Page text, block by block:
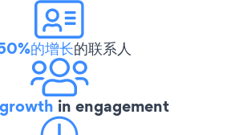
的增长的联系人
in engagement